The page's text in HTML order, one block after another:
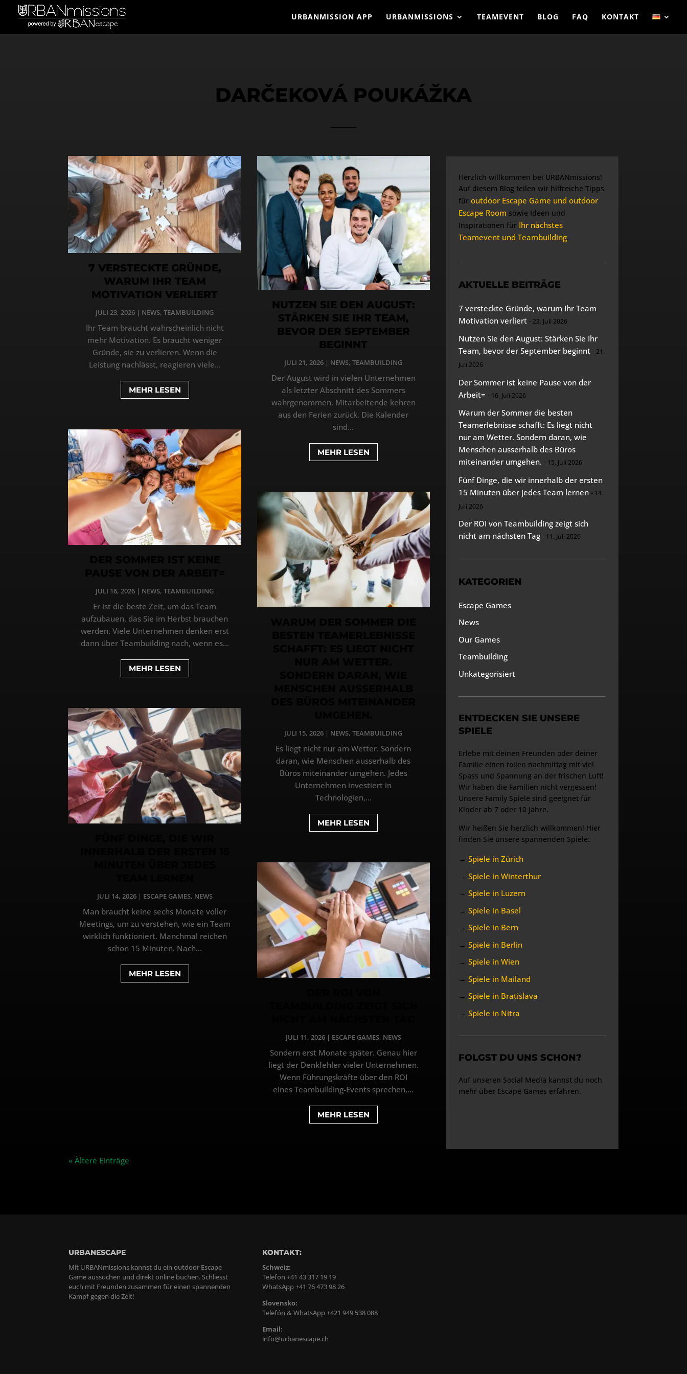
URBANMISSION APP URBANMISSIONS TEAMEVENT BLOG FAQ KONTAKT
DARČEKOVÁ POUKÁŽKA
7 VERSTECKTE GRÜNDE,
WARUM IHR TEAM
MOTIVATION VERLIERT
JULI 23, 2026 | NEWS,TEAMBUILDING
Ihr Team braucht wahrscheinlich nicht
mehr Motivation. Es braucht weniger
Gründe, sie zu verlieren. Wenn die
Leistung nachlässt, reagieren viele...
MEHR LESEN
JULI 16, 2026 | NEWS,TEAMBUILDING
Er ist die beste Zeit, um das Team
aufzubauen, das Sie im Herbst brauchen
werden. Viele Unternehmen denken erst
dann über Teambuilding nach, wenn es...
MEHR LESEN
JULI 14, 2026| ESCAPE GAMES, NEWS
Man braucht keine sechs Monate voller
Meetings, um zu verstehen, wie ein Team
wirklich funktioniert. Manchmal reichen
schon 15 Minuten. Nach...
MEHR LESEN
NUTZEN SIE DEN AUGUST:
STÄRKEN SIE IHR TEAM,
BEVOR DER SEPTEMBER
BEGINNT
JULI 21, 2026 | NEWS,TEAMBUILDING
Der August wird in vielen Unternehmen
als letzter Abschnitt des Sommers
wahrgenommen. Mitarbeitende kehren
aus den Ferien zurück. Die Kalender
sind...
MEHR LESEN
JULI 15, 2026 | NEWS,TEAMBUILDING
Es liegt nicht nur am Wetter. Sondern
daran, wie Menschen ausserhalb des
Büros miteinander umgehen. Jedes
Unternehmen investiert in
Technologien,...
MEHR LESEN
JULI 11, 2026| ESCAPE GAMES, NEWS
Sondern erst Monate später. Genau hier
liegt der Denkfehler vieler Unternehmen.
Wenn Führungskräfte über den ROI
eines Teambuilding-Events sprechen,...
MEHR LESEN
« Ältere Einträge
Herzlich willkommen bei URBANmissions!
Auf diesem Blog teilen wir hilfreiche Tipps
für outdoor Escape Game und outdoor
Escape Room sowie Ideen und
Inspirationen für Ihr nächstes
Teamevent und Teambuilding.
AKTUELLE BEITRÄGE
7 versteckte Gründe, warum Ihr Team
Motivation verliert
23. Juli 2026
Nutzen Sie den August: Stärken Sie Ihr
Team, bevor der September beginnt
21.
Juli 2026
Der Sommer ist keine Pause von der
Arbeit=
16. Juli 2026
Warum der Sommer die besten
Teamerlebnisse schafft: Es liegt nicht
nur am Wetter. Sondern daran, wie
Menschen ausserhalb des Büros
miteinander umgehen.
15. Juli 2026
Fünf Dinge, die wir innerhalb der ersten
15 Minuten über jedes Team lernen
14.
Juli 2026
Der ROI von Teambuilding zeigt sich
nicht am nächsten Tag
11. Juli 2026
KATEGORIEN
Escape Games
News
Our Games
Teambuilding
Unkategorisiert
ENTDECKEN SIE UNSERE
SPIELE
Erlebe mit deinen Freunden oder deiner
Familie einen tollen nachmittag mit viel
Spass und Spannung an der frischen Luft!
Wir haben die Familien nicht vergessen!
Unsere Family Spiele sind geeignet für
Kinder ab 7 oder 10 Jahre.
Wir heißen Sie herzlich willkommen! Hier
finden Sie unsere spannenden Spiele:
→ Spiele in Zürich
→ Spiele in Winterthur
→ Spiele in Luzern
→ Spiele in Basel
→ Spiele in Bern
→ Spiele in Berlin
→ Spiele in Wien
→ Spiele in Mailand
→ Spiele in Bratislava
→ Spiele in Nitra
FOLGST DU UNS SCHON?
Auf unseren Social Media kannst du noch
mehr über Escape Games erfahren.
URBANESCAPE
Mit URBANmissions kannst du ein outdoor Escape
Game aussuchen und direkt online buchen. Schliesst
euch mit Freunden zusammen für einen spannenden
Kampf gegen die Zeit!
KONTAKT:
Schweiz:
Telefon +41 43 317 19 19
WhatsApp +41 76 473 98 26
Slovensko:
Telefón & WhatsApp +421 949 538 088
Email:
info@urbanescape.ch